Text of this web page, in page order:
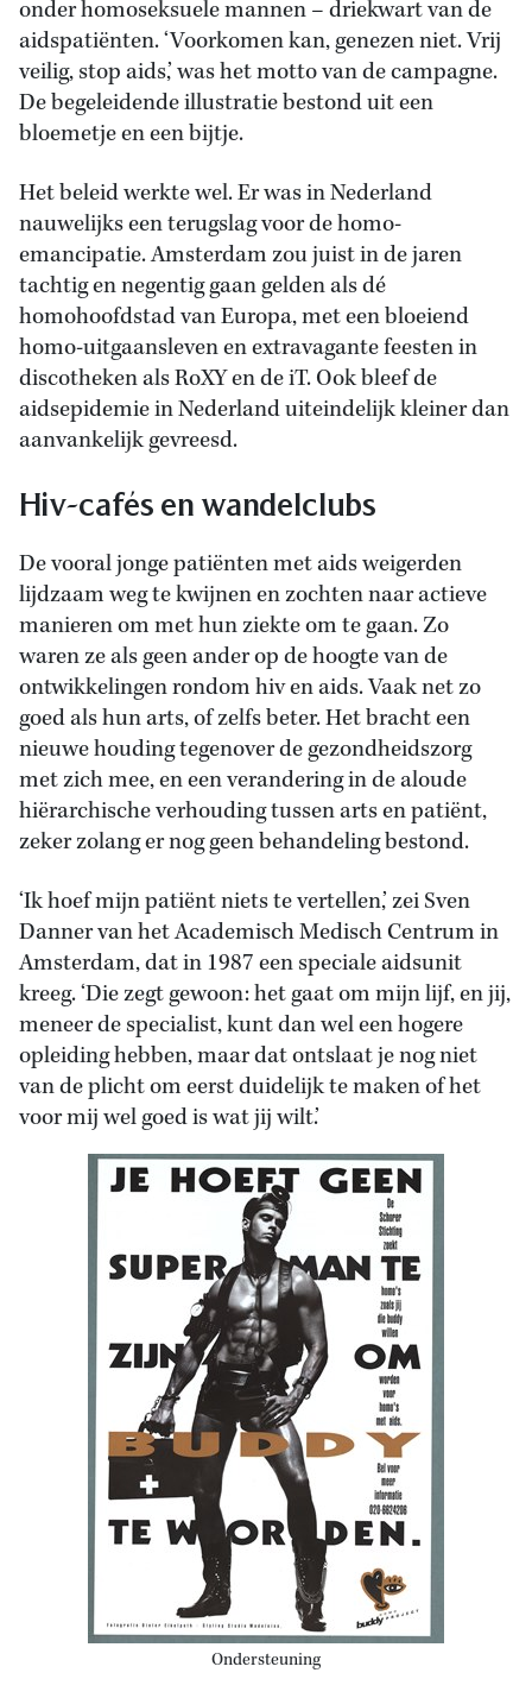
onder homoseksuele mannen – driekwart van de
aidspatiënten. ‘Voorkomen kan, genezen niet. Vrij
veilig, stop aids,’ was het motto van de campagne.
De begeleidende illustratie bestond uit een
bloemetje en een bijtje.
Het beleid werkte wel. Er was in Nederland
nauwelijks een terugslag voor de homo-
emancipatie. Amsterdam zou juist in de jaren
tachtig en negentig gaan gelden als dé
homohoofdstad van Europa, met een bloeiend
homo-uitgaansleven en extravagante feesten in
discotheken als RoXY en de iT. Ook bleef de
aidsepidemie in Nederland uiteindelijk kleiner dan
aanvankelijk gevreesd.
Hiv-cafés en wandelclubs
De vooral jonge patiënten met aids weigerden
lijdzaam weg te kwijnen en zochten naar actieve
manieren om met hun ziekte om te gaan. Zo
waren ze als geen ander op de hoogte van de
ontwikkelingen rondom hiv en aids. Vaak net zo
goed als hun arts, of zelfs beter. Het bracht een
nieuwe houding tegenover de gezondheidszorg
met zich mee, en een verandering in de aloude
hiërarchische verhouding tussen arts en patiënt,
zeker zolang er nog geen behandeling bestond.
‘Ik hoef mijn patiënt niets te vertellen,’ zei Sven
Danner van het Academisch Medisch Centrum in
Amsterdam, dat in 1987 een speciale aidsunit
kreeg. ‘Die zegt gewoon: het gaat om mijn lijf, en jij,
meneer de specialist, kunt dan wel een hogere
opleiding hebben, maar dat ontslaat je nog niet
van de plicht om eerst duidelijk te maken of het
voor mij wel goed is wat jij wilt.’
Ondersteuning